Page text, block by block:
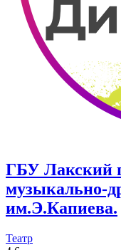
ГБУ Лакский
музыкально-
им.Э.Капиева.
Театр